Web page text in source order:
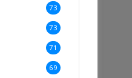
73
73
71
69